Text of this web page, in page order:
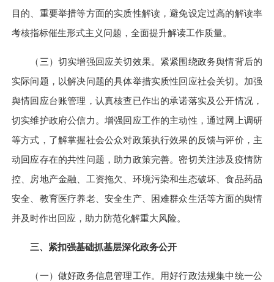
目的、重要举措等方面的实质性解读，避免设定过高的解读率
考核指标催生形式主义问题，全面提升解读工作质量。
（三）切实增强回应关切效果。 紧紧围绕政务舆情背后的
实际问题，以解决问题的具体举措实质性回应社会关切。加强
舆情回应台账管理，认真核查已作出的承诺落实及公开情况，
切实维护政府公信力。增强回应工作的主动性，通过网上调研
等方式，了解掌握社会公众对政策执行效果的反馈与评价，主
动回应存在的共性问题，助力政策完善。密切关注涉及疫情防
控、房地产金融、工资拖欠、环境污染和生态破坏、食品药品
安全、教育医疗养老、安全生产、困难群众生活等方面的舆情
并及时作出回应，助力防范化解重大风险。
三、紧扣强基础抓基层深化政务公开
（一）做好政务信息管理工作。
用好行政法规集中统一公